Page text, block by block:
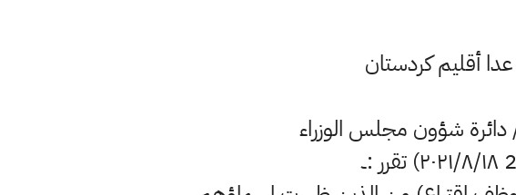
عدا أقليم كردستان
/ دائرة شؤون مجلس الوزراء